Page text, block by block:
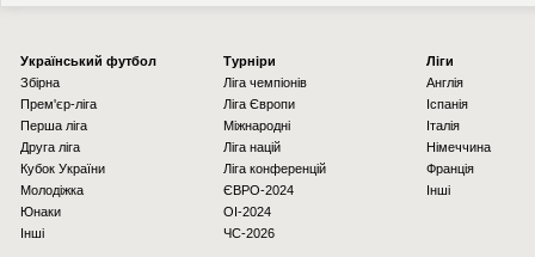
Українcький футбол
Збірна
Прем'єр-ліга
Перша ліга
Друга ліга
Кубок України
Молодіжка
Юнаки
Інші
Турніри
Ліга чемпіонів
Ліга Європи
Міжнародні
Ліга націй
Ліга конференцій
ЄВРО-2024
OI-2024
ЧС-2026
Ліги
Англія
Іспанія
Італія
Німеччина
Франція
Інші